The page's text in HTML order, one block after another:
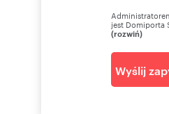
jest Domiporta
(rozwiń)
Wyślij